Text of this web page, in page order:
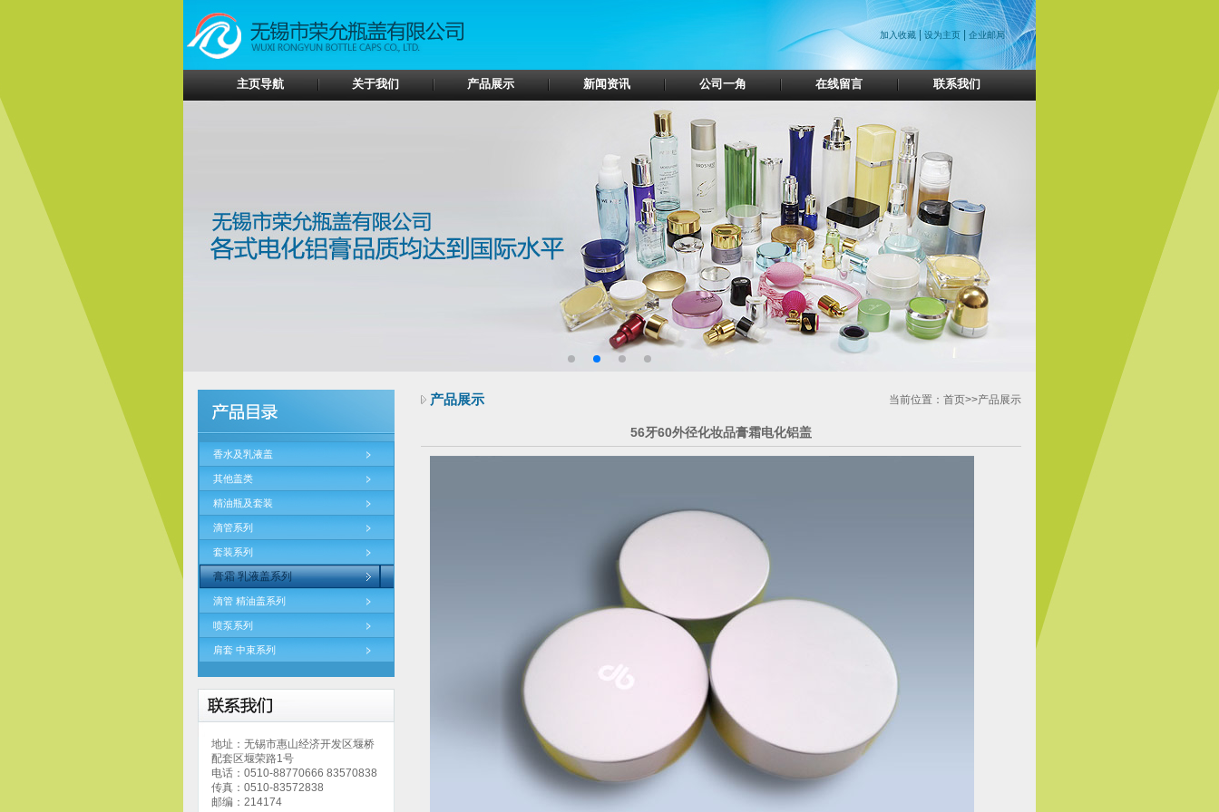
加入收藏 | 设为主页 企业邮局
主页导航 关于我们 产品展示 新闻资讯 公司一角 在线留言 联系我们
香水及乳液盖
其他盖类
精油瓶及套装
滴管系列
套装系列
膏霜 乳液盖系列
滴管 精油盖系列
喷泵系列
肩套 中束系列
地址：无锡市惠山经济开发区堰桥
配套区堰荣路1号
电话：0510-88770666 83570838
传真：0510-83572838
邮编：214174
产品展示 当前位置：首页>>产品展示
56牙60外径化妆品膏霜电化铝盖